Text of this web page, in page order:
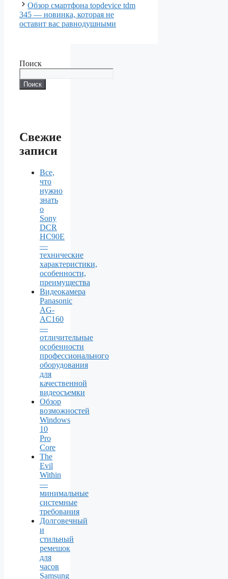
Обзор смартфона topdevice tdm
345 — новинка, которая не
оставит вас равнодушными
Поиск
Поиск
Свежие
записи
Все,
что
нужно
знать
о
Sony
DCR
HC90E
—
технические
характеристики,
особенности,
преимущества
Видеокамера
Panasonic
AG-
AC160
—
отличительные
особенности
профессионального
оборудования
для
качественной
видеосъемки
Обзор
возможностей
Windows
10
Pro
Core
The
Evil
Within
—
минимальные
системные
требования
Долговечный
и
стильный
ремешок
для
часов
Samsung